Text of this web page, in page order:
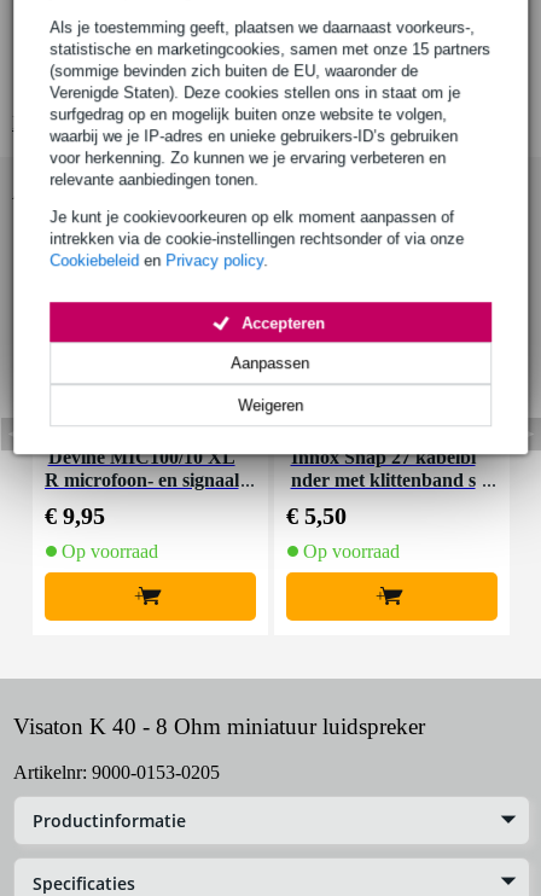
Als je toestemming geeft, plaatsen we daarnaast voorkeurs-,
statistische en marketingcookies, samen met onze 15 partners
(sommige bevinden zich buiten de EU, waaronder de
Verenigde Staten). Deze cookies stellen ons in staat om je
surfgedrag op en mogelijk buiten onze website te volgen,
waarbij we je IP-adres en unieke gebruikers-ID’s gebruiken
voor herkenning. Zo kunnen we je ervaring verbeteren en
relevante aanbiedingen tonen.
Je kunt je cookievoorkeuren op elk moment aanpassen of
intrekken via de cookie-instellingen rechtsonder of via onze
Cookiebeleid en Privacy policy.
Weigeren
Aanpassen
Accepteren
rms vermogen: 1 W
piekvermogen: 2 W
nominale impedantie: 8 Ohm
Bekijk alle productspecificaties
Accessoires (7)
Devine MIC100/10 XL
R microfoon- en signaal
€ 9,95
Op voorraad
+
Innox Snap 27 kabelbi
nder met klittenband s
€ 5,50
Op voorraad
+
Visaton K 40 - 8 Ohm miniatuur luidspreker
Artikelnr: 9000-0153-0205
Productinformatie
Specificaties